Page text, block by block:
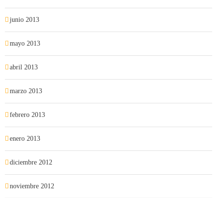
junio 2013
mayo 2013
abril 2013
marzo 2013
febrero 2013
enero 2013
diciembre 2012
noviembre 2012